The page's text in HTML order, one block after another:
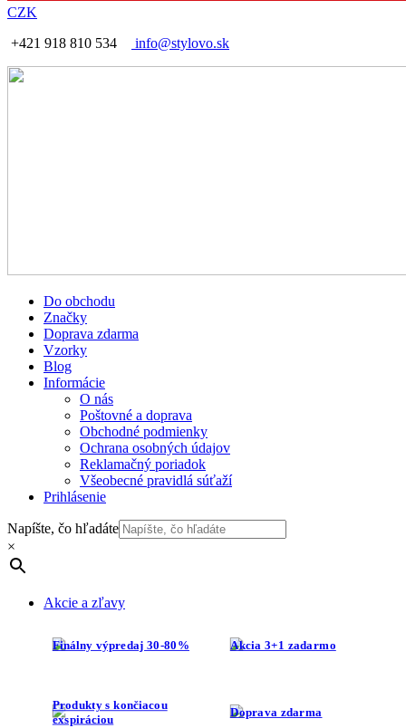
CZK
+421 918 810 534
info@stylovo.sk
Do obchodu
Značky
Doprava zdarma
Vzorky
Blog
Informácie
O nás
Poštovné a doprava
Obchodné podmienky
Ochrana osobných údajov
Reklamačný poriadok
Všeobecné pravidlá súťaží
Prihlásenie
Napíšte, čo hľadáte
×
Akcie a zľavy
Finálny výpredaj 30-80% Akcia 3+1 zadarmo
Produkty s končiacou
exspiráciou
Doprava zdarma